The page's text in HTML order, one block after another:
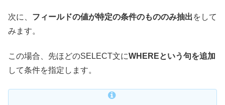
次に、 フィールドの値が特定の条件のもののみ抽出をして
みます。
この場合、先ほどのSELECT文にWHEREという句を追加
して条件を指定します。